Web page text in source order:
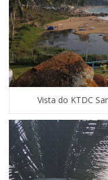
Vista do KTDC